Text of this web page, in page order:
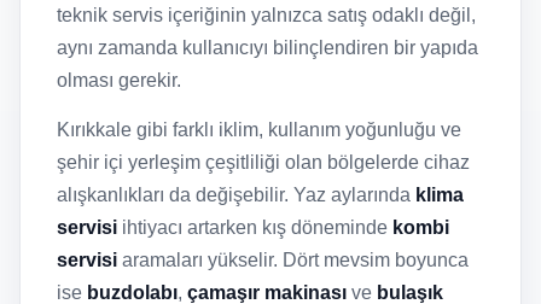
teknik servis içeriğinin yalnızca satış odaklı değil,
aynı zamanda kullanıcıyı bilinçlendiren bir yapıda
olması gerekir.
Kırıkkale gibi farklı iklim, kullanım yoğunluğu ve
şehir içi yerleşim çeşitliliği olan bölgelerde cihaz
alışkanlıkları da değişebilir. Yaz aylarında klima
servisi ihtiyacı artarken kış döneminde kombi
servisi aramaları yükselir. Dört mevsim boyunca
ise buzdolabı, çamaşır makinası ve bulaşık